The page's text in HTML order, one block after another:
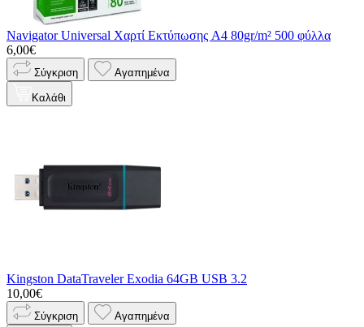
Navigator Universal Χαρτί Εκτύπωσης A4 80gr/m² 500 φύλλα
6,00€
Σύγκριση Αγαπημένα
Καλάθι
Kingston DataTraveler Exodia 64GB USB 3.2
10,00€
Σύγκριση Αγαπημένα